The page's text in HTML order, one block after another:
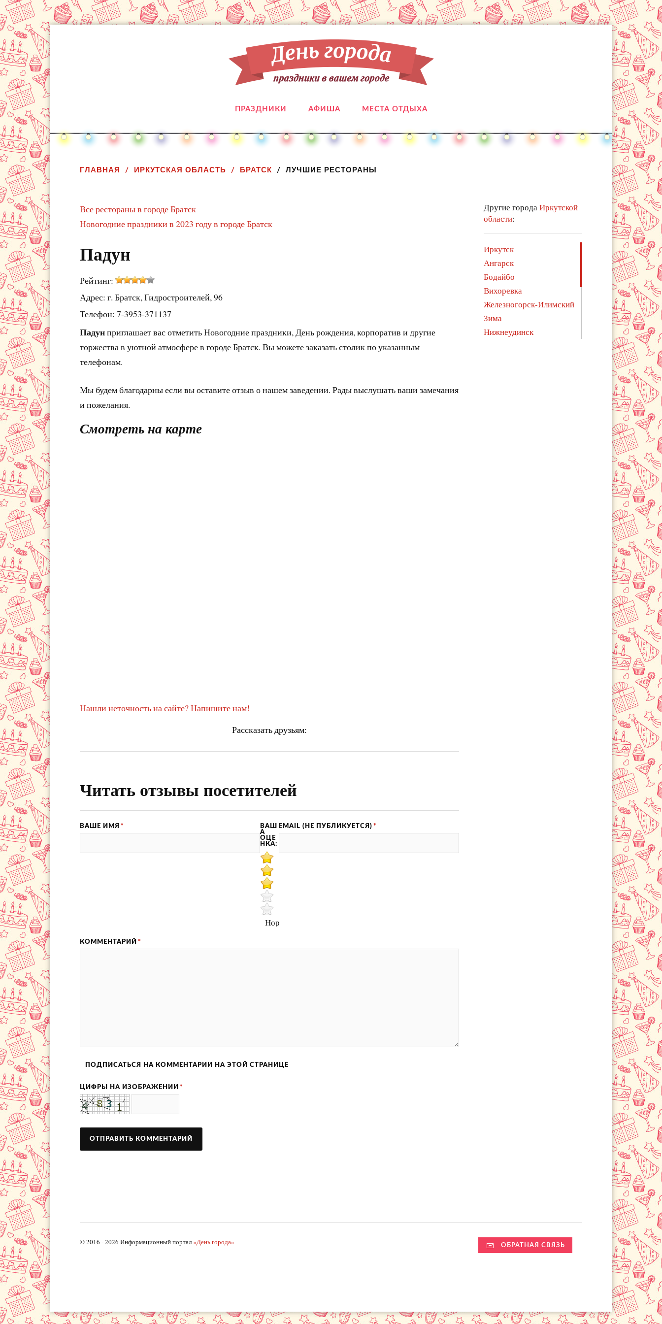
ПРАЗДНИКИ АФИША МЕСТА ОТДЫХА
ГЛАВНАЯ ИРКУТСКАЯ ОБЛАСТЬ БРАТСК ЛУЧШИЕ РЕСТОРАНЫ
Другие городаИркутской
области:
Иркутск
Ангарск
Бодайбо
Вихоревка
Железногорск-Илимский
Зима
Нижнеудинск
Саянск
Все рестораны в городе Братск
Новогодние праздники в 2023 году в городе Братск
Падун
Рейтинг:
Адрес: г. Братск, Гидростроителей, 96
Телефон: 7-3953-371137
Падунприглашает вас отметить Новогодние праздники, День рождения, корпоратив и другие
торжества в уютной атмосфере в городе Братск. Вы можете заказать столик по указанным
телефонам.
Мы будем благодарны если вы оставите отзыв о нашем заведении. Рады выслушать ваши замечания
и пожелания.
Смотреть на карте
Нашли неточность на сайте? Напишите нам!
Рассказать друзьям:
Читать отзывы посетителей
ВАШЕ ИМЯ * EMAIL (НЕ ПУБЛИКУЕТСЯ) *
ВАШ
А
ОЦЕ
НКА:
Нормально
КОММЕНТАРИЙ *
ПОДПИСАТЬСЯ НА КОММЕНТАРИИ НА ЭТОЙ СТРАНИЦЕ
ЦИФРЫ НА ИЗОБРАЖЕНИИ *
© 2016 - 2026 Информационный портал «День города» ОБРАТНАЯ СВЯЗЬ